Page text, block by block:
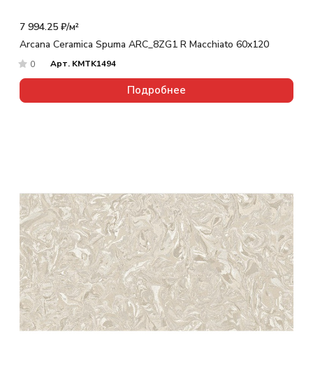
7 994.25 ₽/м²
Arcana Ceramica Spuma ARC_8ZG1 R Macchiato 60x120
0 Арт. KMTK1494
Подробнее